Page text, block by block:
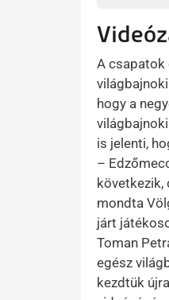
A csapatok
hogy a
is jelenti,
–
következik,
mondta
járt
Toman
egész
kezdtük